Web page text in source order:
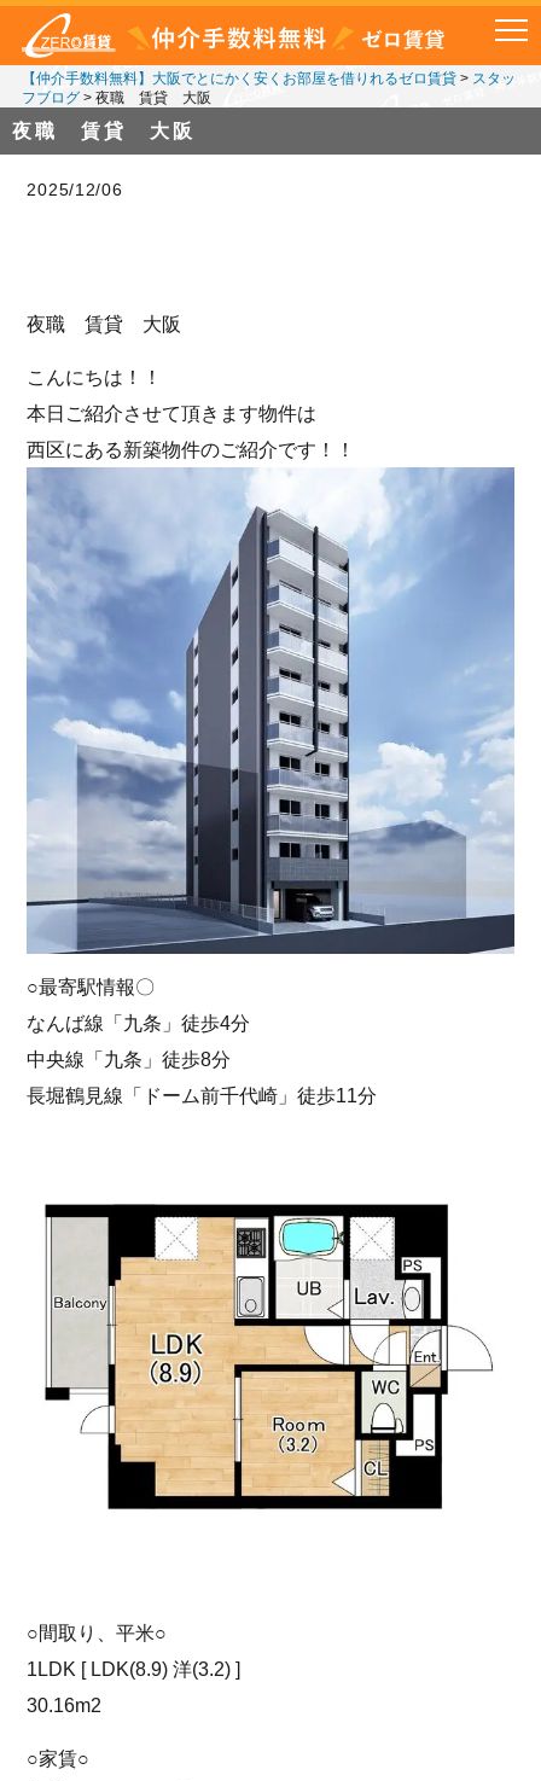
【仲介手数料無料】大阪でとにかく安くお部屋を借りれるゼロ賃貸> スタッ
フブログ> 夜職 賃貸 大阪
夜職 賃貸 大阪
2025/12/06
夜職 賃貸 大阪
こんにちは！！
本日ご紹介させて頂きます物件は
西区にある新築物件のご紹介です！！
○最寄駅情報〇
なんば線「九条」徒歩4分
中央線「九条」徒歩8分
長堀鶴見線「ドーム前千代崎」徒歩11分
○間取り、平米○
1LDK [ LDK(8.9) 洋(3.2) ]
30.16m2
○家賃○